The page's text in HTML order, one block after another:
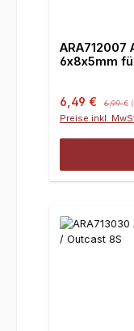
ARA712007
6x8x5mm
6,49 € 6,99 €
Preise inkl.